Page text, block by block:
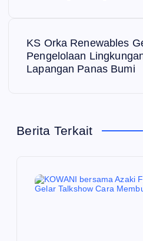
s
KS Orka Renewables
Pengelolaan
Lapangan Panas Bumi
Berita Terkait